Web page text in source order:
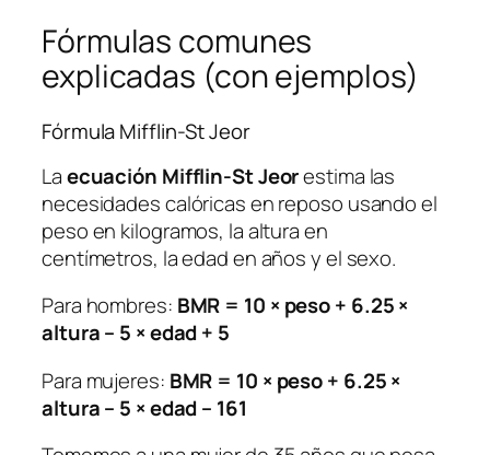
Fórmulas comunes
explicadas (con ejemplos)
Fórmula Mifflin-St Jeor
Laecuación Mifflin-St Jeorestima las
necesidades calóricas en reposo usando el
peso en kilogramos, la altura en
centímetros, la edad en años y el sexo.
Para hombres: BMR = 10 × peso + 6.25 ×
altura – 5 × edad + 5
Para mujeres: BMR = 10 × peso + 6.25 ×
altura – 5 × edad – 161